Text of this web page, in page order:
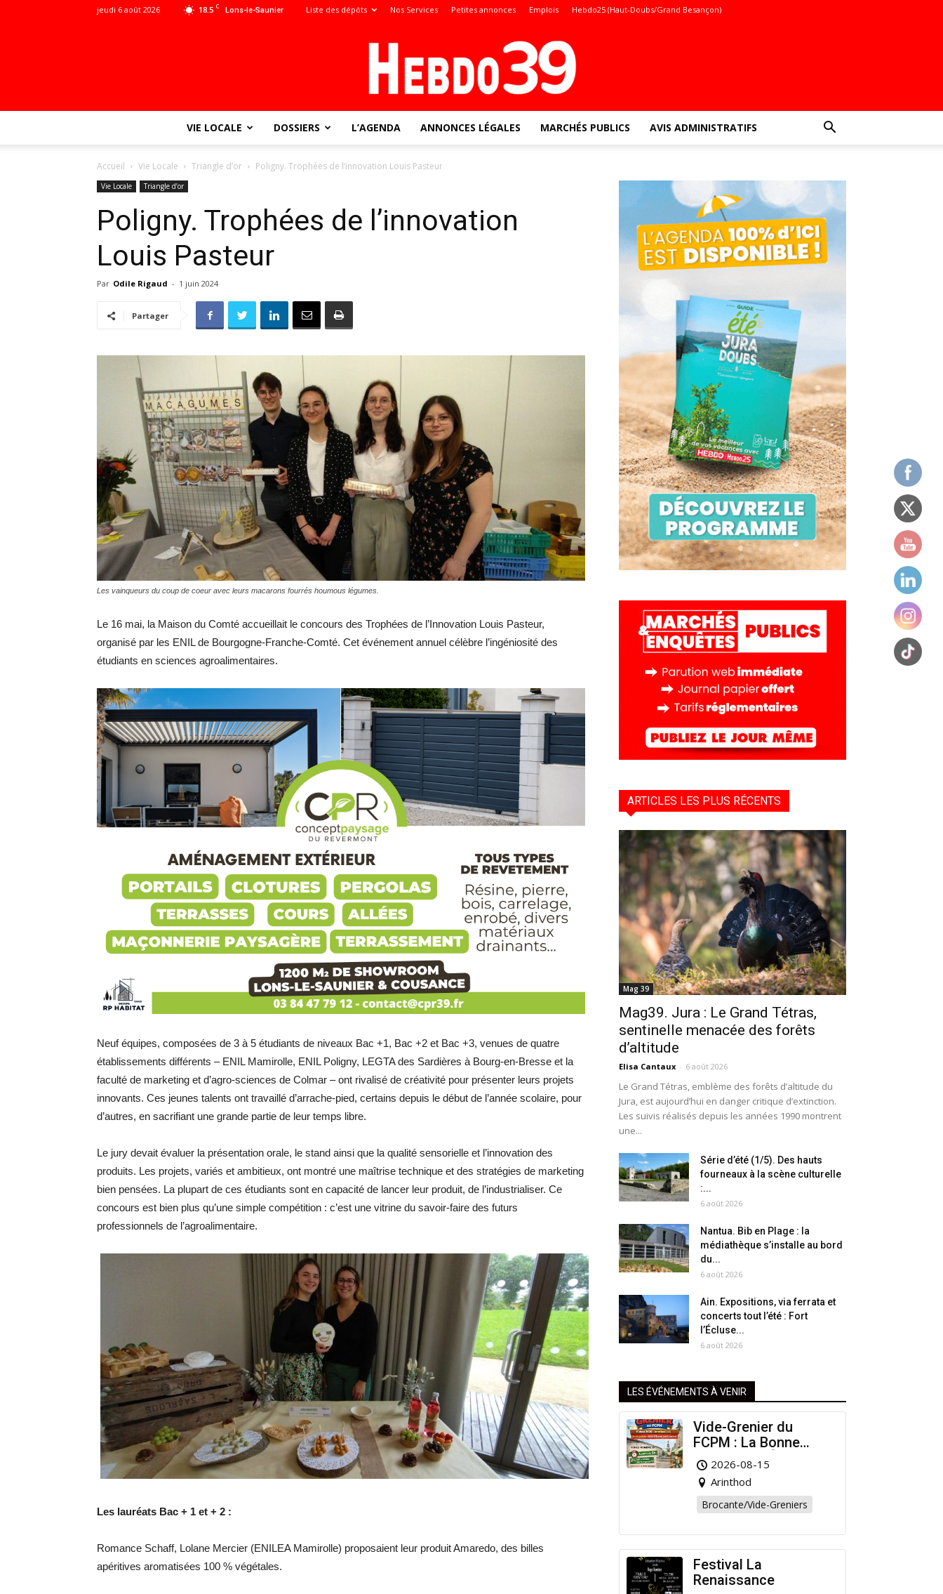
18.5 C Lons-le-Saunier
jeudi 6 août 2026 Liste des dépôts Nos Services Petites annonces Emplois Hebdo25 (Haut-Doubs/Grand Besançon)
locale
Hebdo39
VIE LOCALE DOSSIERS L’AGENDA ANNONCES LÉGALES MARCHÉS PUBLICS AVIS ADMINISTRATIFS
Accueil Vie Locale Triangle d’or Poligny. Trophées de l’innovation Louis Pasteur
Vie Locale Triangle d’or
Poligny. Trophées de l’innovation
Louis Pasteur
Par Odile Rigaud - 1 juin 2024
Partager
Les vainqueurs du coup de coeur avec leurs macarons fourrés houmous légumes.
Le 16 mai, la Maison du Comté accueillait le concours des Trophées de l’Innovation Louis Pasteur,
organisé par les ENIL de Bourgogne-Franche-Comté. Cet événement annuel célèbre l’ingéniosité des
étudiants en sciences agroalimentaires.
Neuf équipes, composées de 3 à 5 étudiants de niveaux Bac +1, Bac +2 et Bac +3, venues de quatre
établissements différents – ENIL Mamirolle, ENIL Poligny, LEGTA des Sardières à Bourg-en-Bresse et la
faculté de marketing et d’agro-sciences de Colmar – ont rivalisé de créativité pour présenter leurs projets
innovants. Ces jeunes talents ont travaillé d’arrache-pied, certains depuis le début de l’année scolaire, pour
d’autres, en sacrifiant une grande partie de leur temps libre.
Le jury devait évaluer la présentation orale, le stand ainsi que la qualité sensorielle et l’innovation des
produits. Les projets, variés et ambitieux, ont montré une maîtrise technique et des stratégies de marketing
bien pensées. La plupart de ces étudiants sont en capacité de lancer leur produit, de l’industrialiser. Ce
concours est bien plus qu’une simple compétition : c’est une vitrine du savoir-faire des futurs
professionnels de l’agroalimentaire.
Les lauréats Bac + 1 et + 2 :
Romance Schaff, Lolane Mercier (ENILEA Mamirolle) proposaient leur produit Amaredo, des billes
apéritives aromatisées 100 % végétales.
ARTICLES LES PLUS RÉCENTS
Mag 39
Mag39. Jura : Le Grand Tétras,
sentinelle menacée des forêts
d’altitude
Elisa Cantaux - 6 août 2026
Le Grand Tétras, emblème des forêts d’altitude du
Jura, est aujourd’hui en danger critique d’extinction.
Les suivis réalisés depuis les années 1990 montrent
une...
Série d’été (1/5). Des hauts
fourneaux à la scène culturelle
:...
6 août 2026
Nantua. Bib en Plage : la
médiathèque s’installe au bord
du...
6 août 2026
Ain. Expositions, via ferrata et
concerts tout l’été : Fort
l’Écluse...
6 août 2026
LES ÉVÉNEMENTS À VENIR
Vide-Grenier du
FCPM : La Bonne
Affaire de l’Été à
Arinthod !
2026-08-15
Arinthod
Brocante/Vide-Greniers
Festival La
Renaissance